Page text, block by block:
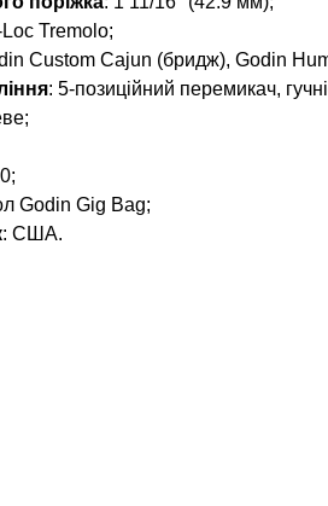
Tremolo;
Custom Cajun (бридж), Godin
: 5-позиційний перемикач,
Godin Gig Bag;
: США.